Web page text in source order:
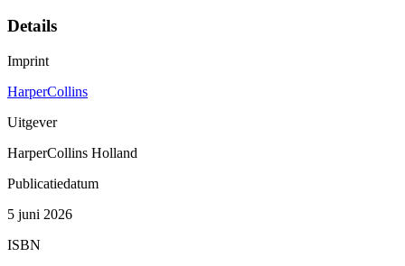
Details
Imprint
HarperCollins
Uitgever
HarperCollins Holland
Publicatiedatum
5 juni 2026
ISBN